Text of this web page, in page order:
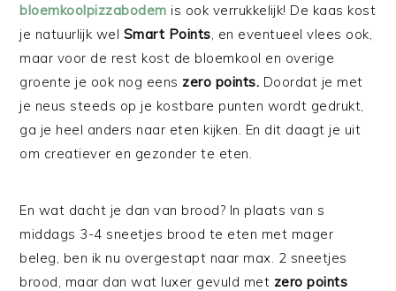
bloemkoolpizzabodem is ook verrukkelijk! De kaas kost
je natuurlijk wel Smart Points , en eventueel vlees ook,
maar voor de rest kost de bloemkool en overige
groente je ook nog eens zero points. Doordat je met
je neus steeds op je kostbare punten wordt gedrukt,
ga je heel anders naar eten kijken. En dit daagt je uit
om creatiever en gezonder te eten.
En wat dacht je dan van brood? In plaats van s
middags 3-4 sneetjes brood te eten met mager
beleg, ben ik nu overgestapt naar max. 2 sneetjes
brood, maar dan wat luxer gevuld met zero points